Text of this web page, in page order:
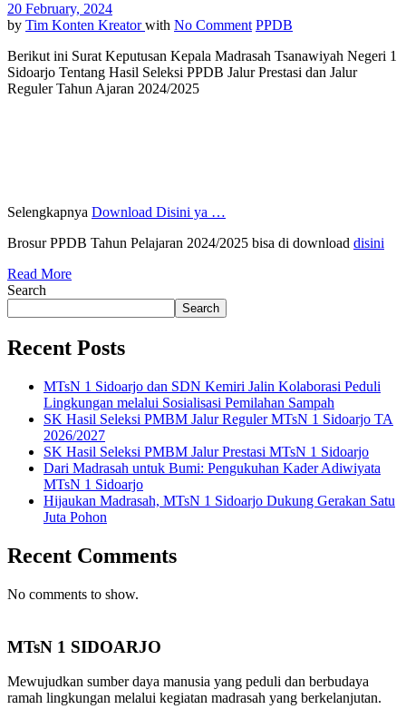
20 February, 2024
by Tim Konten Kreatorwith No Comment PPDB
Berikut ini Surat Keputusan Kepala Madrasah Tsanawiyah Negeri 1
Sidoarjo Tentang Hasil Seleksi PPDB Jalur Prestasi dan Jalur
Reguler Tahun Ajaran 2024/2025
Selengkapnya Download Disini ya …
Brosur PPDB Tahun Pelajaran 2024/2025 bisa di download disini
Read More
Search
Search
Recent Posts
MTsN 1 Sidoarjo dan SDN Kemiri Jalin Kolaborasi Peduli
Lingkungan melalui Sosialisasi Pemilahan Sampah
SK Hasil Seleksi PMBM Jalur Reguler MTsN 1 Sidoarjo TA
2026/2027
SK Hasil Seleksi PMBM Jalur Prestasi MTsN 1 Sidoarjo
Dari Madrasah untuk Bumi: Pengukuhan Kader Adiwiyata
MTsN 1 Sidoarjo
Hijaukan Madrasah, MTsN 1 Sidoarjo Dukung Gerakan Satu
Juta Pohon
Recent Comments
No comments to show.
MTsN 1 SIDOARJO
Mewujudkan sumber daya manusia yang peduli dan berbudaya
ramah lingkungan melalui kegiatan madrasah yang berkelanjutan.